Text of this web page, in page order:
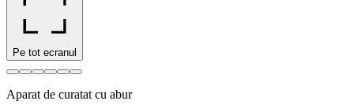
Pe tot ecranul
Aparat de curatat cu abur